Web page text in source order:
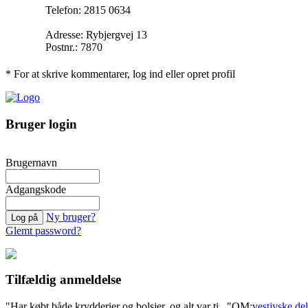
Telefon: 2815 0634
Adresse: Rybjergvej 13
Postnr.: 7870
* For at skrive kommentarer, log ind eller opret profil
Bruger login
Brugernavn
Adgangskode
Ny bruger?
Glemt password?
Tilfældig anmeldelse